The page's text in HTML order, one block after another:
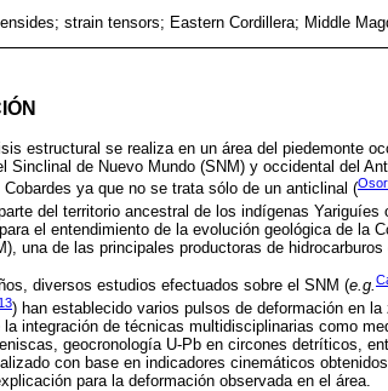
strain tensors; Eastern Cordillera; Middle
estructural se realiza en un área del piedemonte
Sinclinal de Nuevo Mundo (SNM) y occidental del
ya que no se trata sólo de un anticlinal (
del territorio ancestral de los indígenas Yariguíes
el entendimiento de la evolución geológica de la
una de las principales productoras de hidrocarburos
diversos estudios efectuados sobre el SNM (e.g.
) han establecido varios pulsos de deformación en
integración de técnicas multidisciplinarias como
geocronología U-Pb en circones detríticos,
con base en indicadores cinemáticos
para la deformación observada en el área.